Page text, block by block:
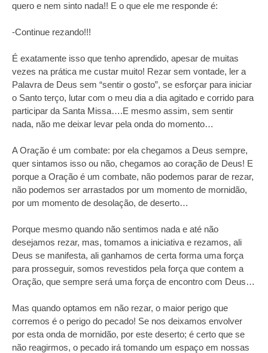
quero e nem sinto nada!! E o que ele me responde é:
-Continue rezando!!!
É exatamente isso que tenho aprendido, apesar de muitas
vezes na prática me custar muito! Rezar sem vontade, ler a
Palavra de Deus sem “sentir o gosto”, se esforçar para iniciar
o Santo terço, lutar com o meu dia a dia agitado e corrido para
participar da Santa Missa….E mesmo assim, sem sentir
nada, não me deixar levar pela onda do momento…
A Oração é um combate: por ela chegamos a Deus sempre,
quer sintamos isso ou não, chegamos ao coração de Deus! E
porque a Oração é um combate, não podemos parar de rezar,
não podemos ser arrastados por um momento de mornidão,
por um momento de desolação, de deserto…
Porque mesmo quando não sentimos nada e até não
desejamos rezar, mas, tomamos a iniciativa e rezamos, ali
Deus se manifesta, ali ganhamos de certa forma uma força
para prosseguir, somos revestidos pela força que contem a
Oração, que sempre será uma força de encontro com Deus…
Mas quando optamos em não rezar, o maior perigo que
corremos é o perigo do pecado! Se nos deixamos envolver
por esta onda de mornidão, por este deserto; é certo que se
não reagirmos, o pecado irá tomando um espaço em nossas